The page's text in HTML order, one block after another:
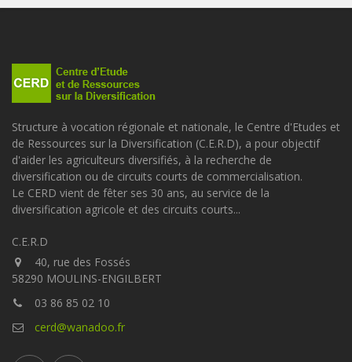
Structure à vocation régionale et nationale, le Centre d'Etudes et
de Ressources sur la Diversification (C.E.R.D), a pour objectif
d'aider les agriculteurs diversifiés, à la recherche de
diversification ou de circuits courts de commercialisation.
Le CERD vient de fêter ses 30 ans, au service de la
diversification agricole et des circuits courts...
C.E.R.D
40, rue des Fossés
58290 MOULINS-ENGILBERT
03 86 85 02 10
cerd@wanadoo.fr